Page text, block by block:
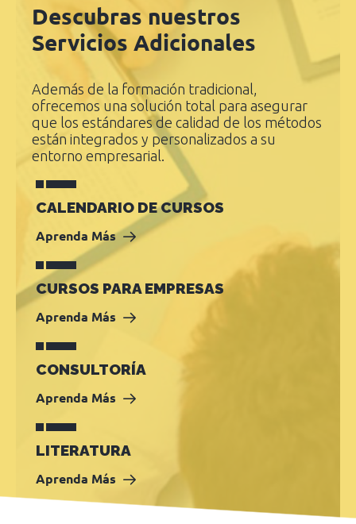
Descubras nuestros
Servicios Adicionales
Además de la formación tradicional,
ofrecemos una solución total para asegurar
que los estándares de calidad de los métodos
están integrados y personalizados a su
entorno empresarial.
CALENDARIO DE CURSOS
Aprenda Más
CURSOS PARA EMPRESAS
Aprenda Más
CONSULTORÍA
Aprenda Más
LITERATURA
Aprenda Más